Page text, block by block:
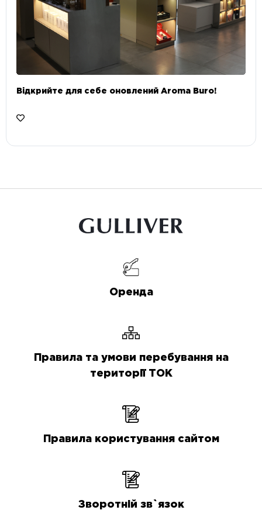
Відкрийте для себе оновлений Aroma Buro! ⠀
Оренда
Правила та умови перебування на
території ТОК
Правила користування сайтом
Зворотній зв`язок